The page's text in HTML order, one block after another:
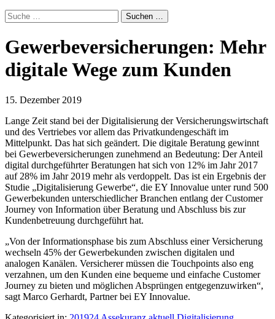
Gewerbeversicherungen: Mehr
digitale Wege zum Kunden
15. Dezember 2019
Lange Zeit stand bei der Digitalisierung der Versicherungswirtschaft
und des Vertriebes vor allem das Privatkundengeschäft im
Mittelpunkt. Das hat sich geändert. Die digitale Beratung gewinnt
bei Gewerbeversicherungen zunehmend an Bedeutung: Der Anteil
digital durchgeführter Beratungen hat sich von 12% im Jahr 2017
auf 28% im Jahr 2019 mehr als verdoppelt. Das ist ein Ergebnis der
Studie „Digitalisierung Gewerbe“, die EY Innovalue unter rund 500
Gewerbekunden unterschiedlicher Branchen entlang der Customer
Journey von Information über Beratung und Abschluss bis zur
Kundenbetreuung durchgeführt hat.
„Von der Informationsphase bis zum Abschluss einer Versicherung
wechseln 45% der Gewerbekunden zwischen digitalen und
analogen Kanälen. Versicherer müssen die Touchpoints also eng
verzahnen, um den Kunden eine bequeme und einfache Customer
Journey zu bieten und möglichen Absprüngen entgegenzuwirken“,
sagt Marco Gerhardt, Partner bei EY Innovalue.